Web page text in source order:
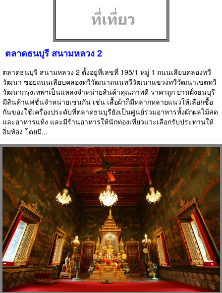
ตลาดธนบุรี สนามหลวง 2
ตลาดธนบุรี สนามหลวง 2 ตั้งอยู่ที่เลขที่ 195/1 หมู่ 1 ถนนเลียบคลองทวี
วัฒนา ซอยถนนเลียบคลองทวีวัฒนาถนนทวีวัฒนาแขวงทวีวัฒนาเขตทวี
วัฒนากรุงเทพฯเป็นแหล่งจำหน่ายสินค้าคุณภาพดี ราคาถูก ย่านฝั่งธนบุรี
มีสินค้าแฟชั่นจำหน่ายเช่นกัน เช่น เสื้อผ้าก็มีหลากหลายแนวให้เลือกซื้อ
กันของใช้เครื่องประดับที่ตลาดธนบุรียังเป็นศูนย์รวมอาหารทั้งผักผลไม้สด
และอาหารแห้ง และมีร้านอาหารให้นักท่องเที่ยวแวะเลือกรับประทานให้
อิ่มท้อง โดยมี...